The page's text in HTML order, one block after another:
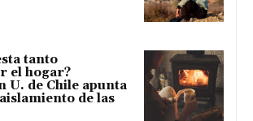
tanto
el hogar?
U. de Chile apunta
de las